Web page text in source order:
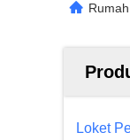
Rumah
Loket